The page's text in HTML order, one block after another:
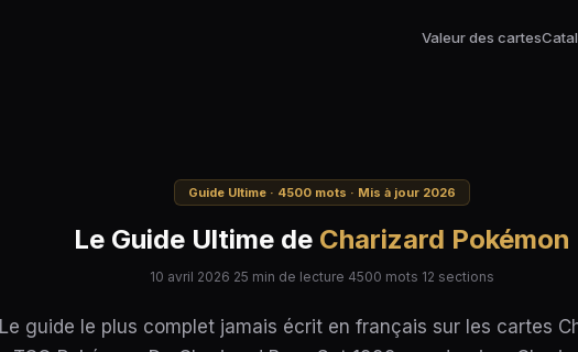
Valeur des cartes
Guide Ultime · 4500 mots · Mis à jour 2026
Le Guide Ultime de Charizard Pokémon
10 avril 2026 25 min de lecture 4500 mots 12 sections
Le guide le plus complet jamais écrit en français sur les cartes